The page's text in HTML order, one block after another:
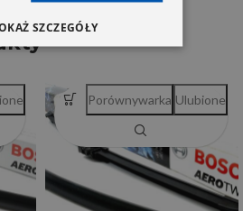
Porównywarka Ulubione
SZCZEGÓŁY